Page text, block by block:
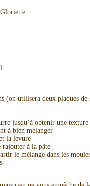
(on utilisera deux plaques de
jusqu’à obtenir une texture
à bien mélanger
la levure
rajouter à la pâte
le mélange dans les moules